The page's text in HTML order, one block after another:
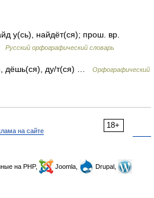
у(сь), найдёт(ся); прош. вр.
Русский орфографический словарь
дёшь(ся), ду/т(ся) …
Орфографический
18+
на сайте
на PHP, Joomla,
Drupal,